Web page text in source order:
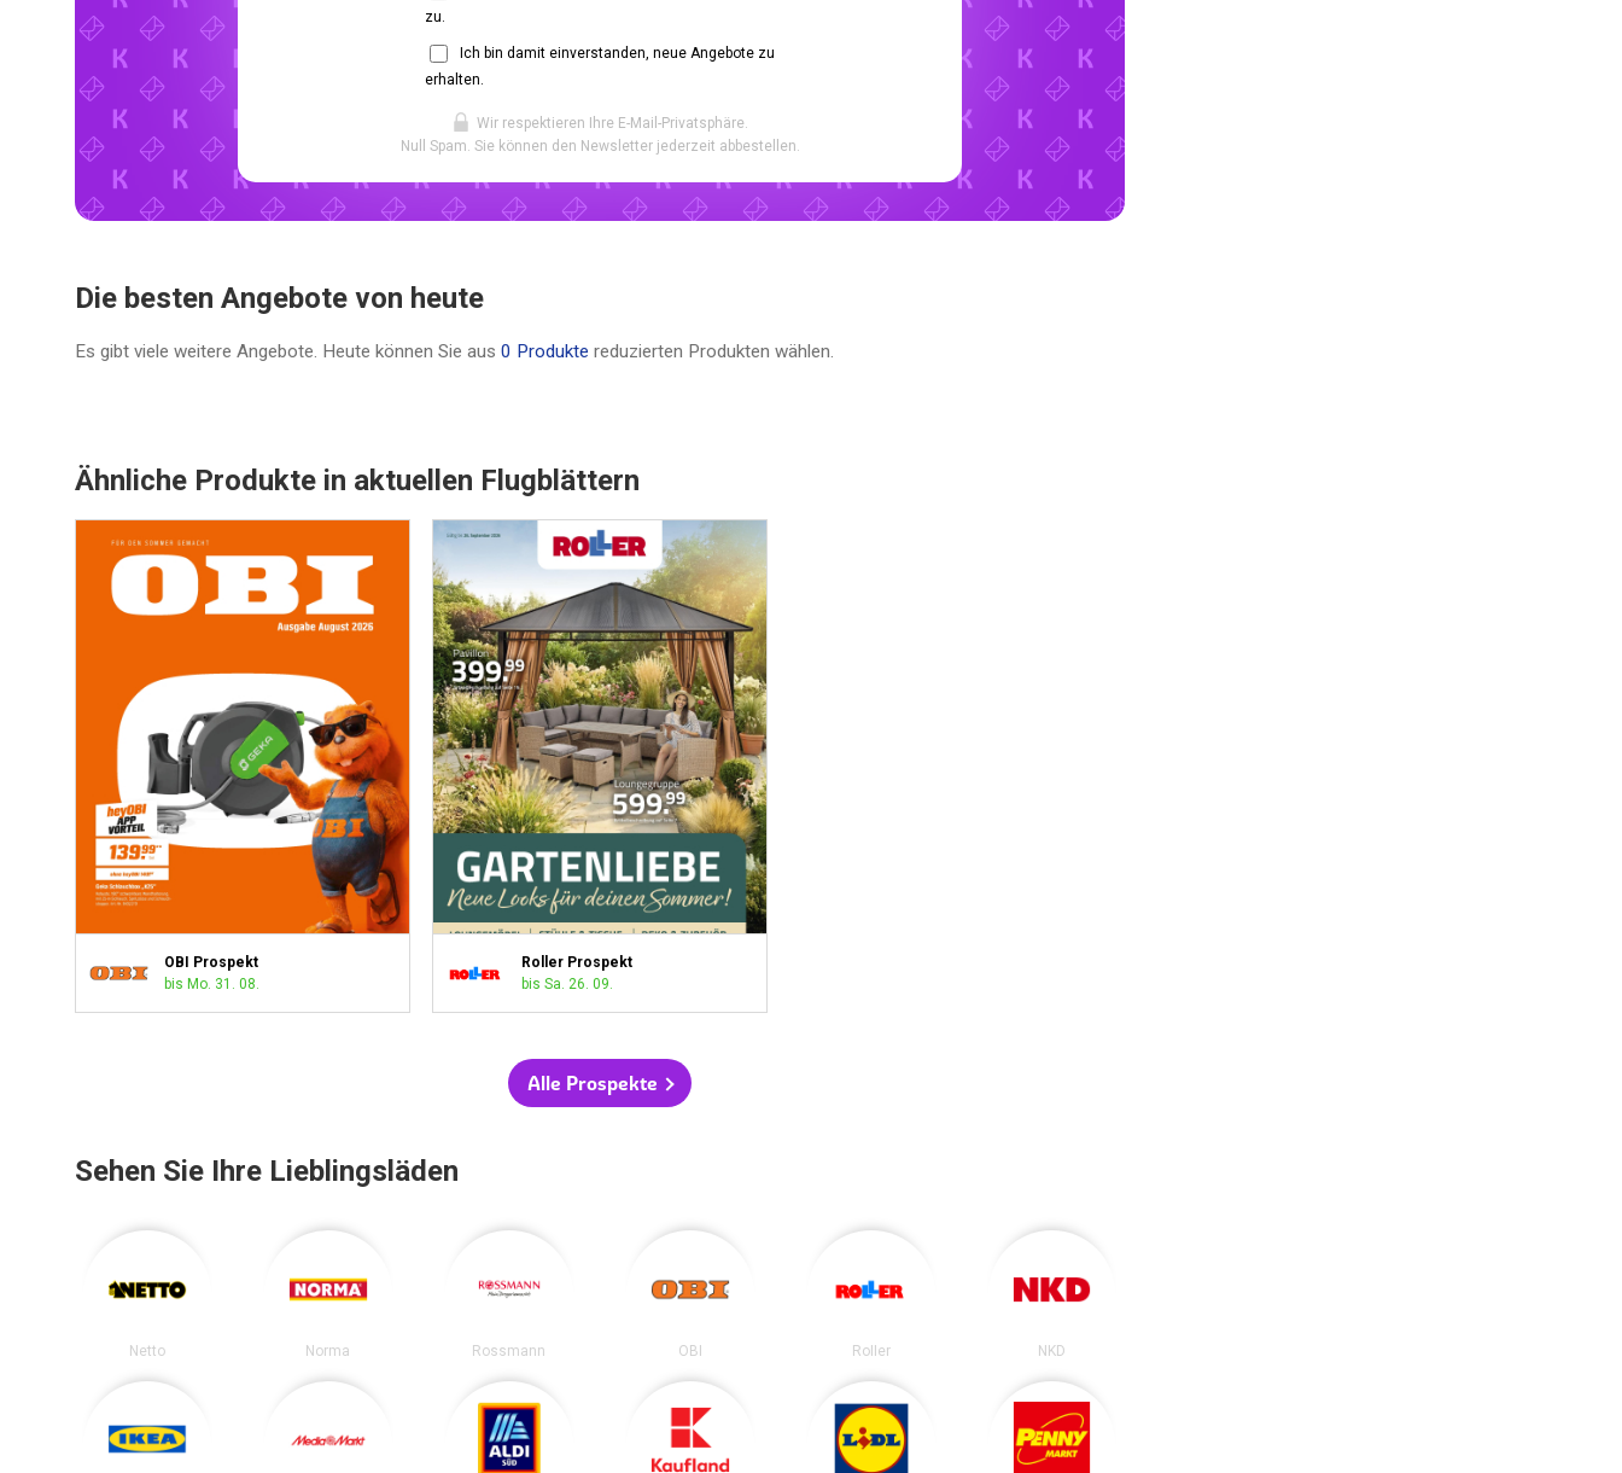
zu.
Ich bin damit einverstanden, neue Angebote zu
erhalten.
Wir respektieren Ihre E-Mail-Privatsphäre.
Null Spam. Sie können den Newsletter jederzeit abbestellen.
Die besten Angebote von heute
Es gibt viele weitere Angebote. Heute können Sie aus 0 Produkte reduzierten Produkten wählen.
Ähnliche Produkte in aktuellen Flugblättern
OBI Prospekt
bis Mo. 31. 08.
Roller Prospekt
bis Sa. 26. 09.
Alle Prospekte
Sehen Sie Ihre Lieblingsläden
Netto Norma Rossmann OBI Roller NKD